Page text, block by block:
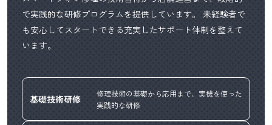
で実践的な研修プログラムを提供しています。 未経験者で
も安心してスタートできる充実したサポート体制を整えて
います。
基礎技術研修
修理技術の基礎から応用まで、実機を使った
実践的な研修